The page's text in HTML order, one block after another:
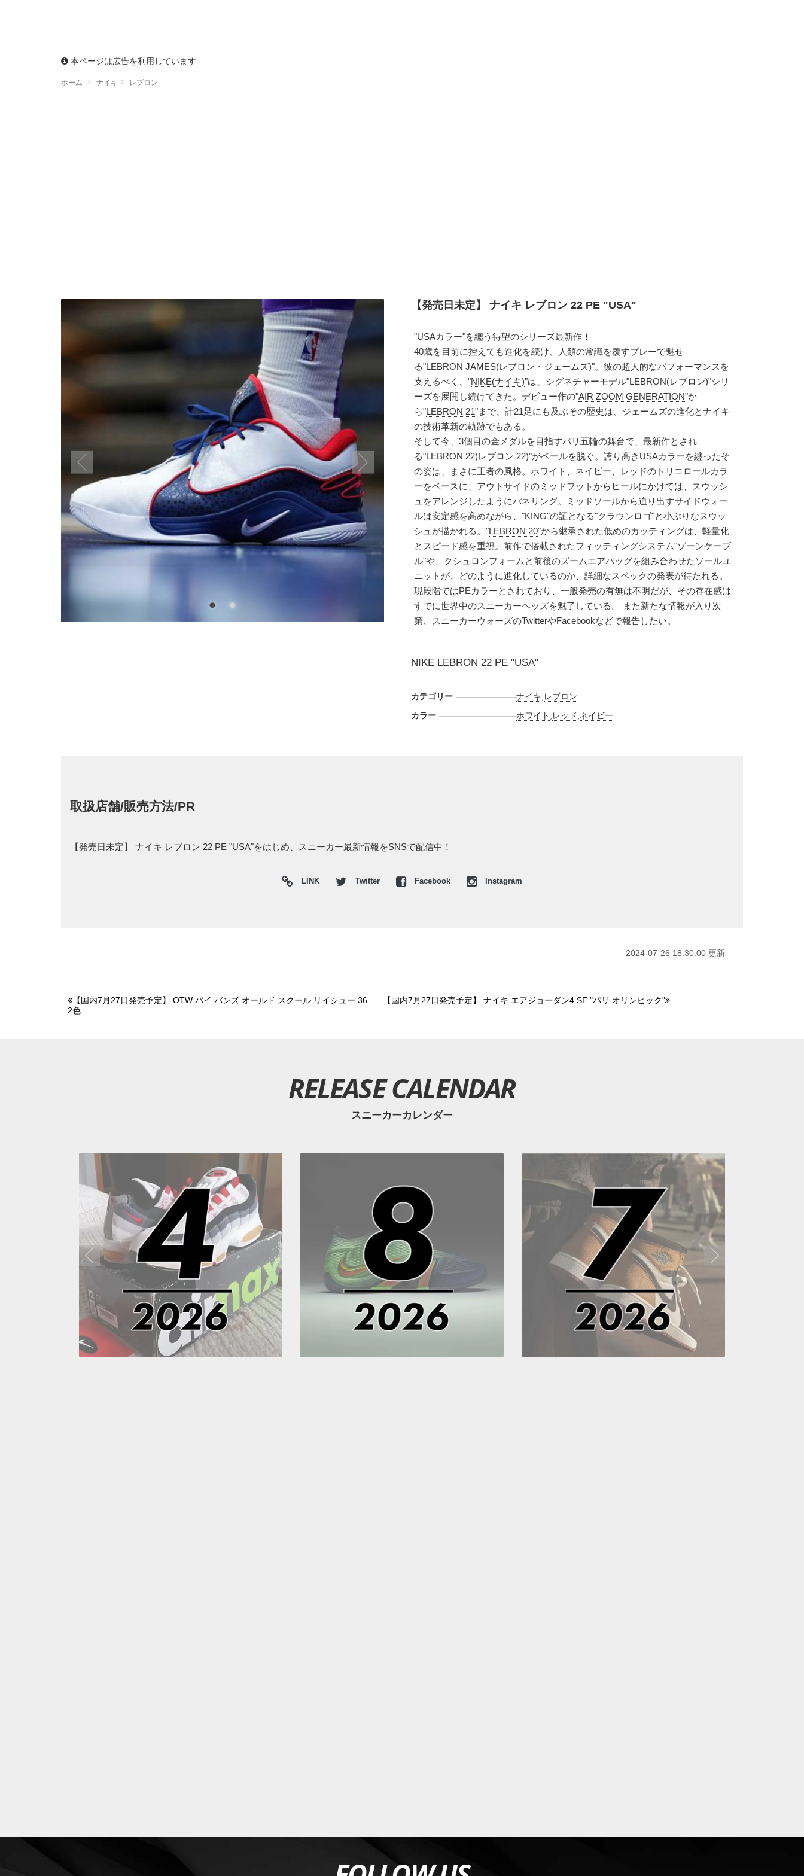
本ページは広告を利用しています
ホーム ナイキ レブロン
【発売日未定】 ナイキ レブロン 22 PE "USA"
"USAカラー"を纏う待望のシリーズ最新作！
40歳を目前に控えても進化を続け、人類の常識を覆すプレーで魅せ
る"LEBRON JAMES(レブロン・ジェームズ)"。彼の超人的なパフォーマンスを
支えるべく、"NIKE(ナイキ)"は、シグネチャーモデル"LEBRON(レブロン)"シリ
ーズを展開し続けてきた。デビュー作の"AIR ZOOM GENERATION"か
ら"LEBRON 21"まで、計21足にも及ぶその歴史は、ジェームズの進化とナイキ
の技術革新の軌跡でもある。
そして今、3個目の金メダルを目指すパリ五輪の舞台で、最新作とされ
る"LEBRON 22(レブロン 22)"がベールを脱ぐ。誇り高きUSAカラーを纏ったそ
の姿は、まさに王者の風格。ホワイト、ネイビー、レッドのトリコロールカラ
ーをベースに、アウトサイドのミッドフットからヒールにかけては、スウッシ
ュをアレンジしたようにパネリング。ミッドソールから迫り出すサイドウォー
ルは安定感を高めながら、"KING"の証となる"クラウンロゴ"と小ぶりなスウッ
シュが描かれる。"LEBRON 20"から継承された低めのカッティングは、軽量化
とスピード感を重視。前作で搭載されたフィッティングシステム"ゾーンケーブ
ル"や、クシュロンフォームと前後のズームエアバッグを組み合わせたソールユ
ニットが、どのように進化しているのか、詳細なスペックの発表が待たれる。
現段階ではPEカラーとされており、一般発売の有無は不明だが、その存在感は
すでに世界中のスニーカーヘッズを魅了している。 また新たな情報が入り次
第、スニーカーウォーズのTwitterやFacebookなどで報告したい。
NIKE LEBRON 22 PE "USA"
カテゴリー ナイキ レブロン
カラー
ホワイト レッド ネイビー
取扱店舗/販売方法/PR
【発売日未定】 ナイキ レブロン 22 PE "USA"をはじめ、スニーカー最新情報をSNSで配信中！
LINK Twitter Facebook Instagram
2024-07-26 18:30:00 更新
【国内7月27日発売予定】 OTW バイ バンズ オールド スクール リイシュー 36
2色
【国内7月27日発売予定】 ナイキ エアジョーダン4 SE "パリ オリンピック"
RELEASE CALENDAR
スニーカーカレンダー